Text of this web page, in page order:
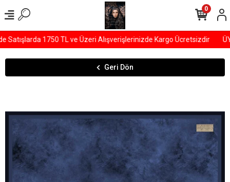
1750 TL ve Üzeri Alışverişlerinizde Kargo Ücretsizdir
0
Geri Dön